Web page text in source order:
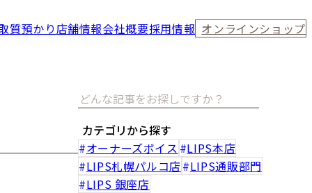
質預かり 店舗情報会社概要採用情報 オンラインショップ
カテゴリから探す
オーナーズボイス
LIPS本店
LIPS札幌パルコ店
LIPS通販部門
LIPS 銀座店